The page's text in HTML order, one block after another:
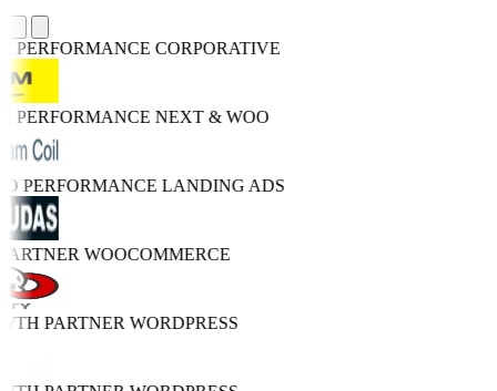
PERFORMANCECORPORATIVE
PERFORMANCENEXT & WOO
PERFORMANCELANDING ADS
WOOCOMMERCE
PARTNERWORDPRESS